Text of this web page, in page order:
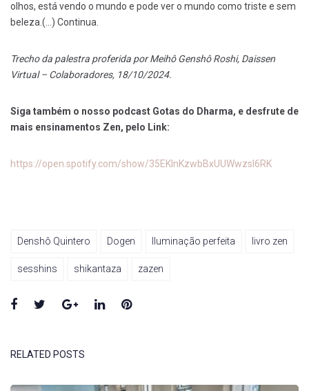
olhos, está vendo o mundo e pode ver o mundo como triste e sem
beleza.(…) Continua.
Trecho da palestra proferida por Meihô Genshô Roshi, Daissen
Virtual – Colaboradores, 18/10/2024.
Siga também o nosso podcast Gotas do Dharma, e desfrute de
mais ensinamentos Zen, pelo Link:
https://open.spotify.com/show/35EKlnKzwbBxUUWwzsl6RK
Denshô Quintero Dogen Iluminação perfeita livro zen
sesshins shikantaza zazen
Facebook
TwitterGoogle+LinkedInPinterest
RELATED POSTS